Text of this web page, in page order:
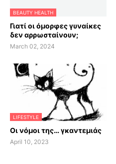
BEAUTY HEALTH
Γιατί οι όμορφες γυναίκες
δεν αρρωσταίνουν;
March 02, 2024
LIFESTYLE
Οι νόμοι της… γκαντεμιάς
April 10, 2023